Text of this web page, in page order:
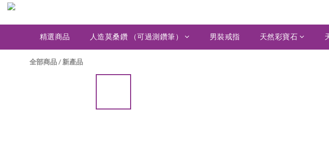
精選商品 人造莫桑鑽 （可過測鑽筆） 男裝戒指 天然彩寶石
全部商品/新產品